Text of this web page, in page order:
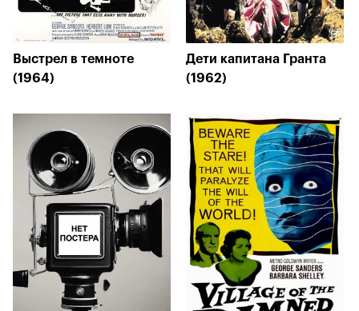
Выстрел в темноте
(1964)
Дети капитана Гранта
(1962)